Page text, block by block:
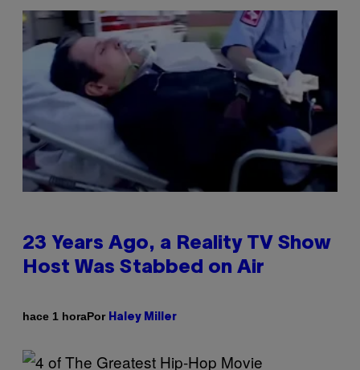
23 Years Ago, a Reality TV Show
Host Was Stabbed on Air
hace 1 horaPor Haley Miller